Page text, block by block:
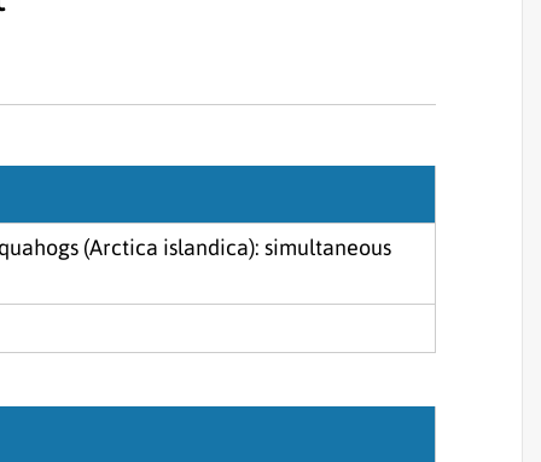
(Arctica islandica): simultaneous